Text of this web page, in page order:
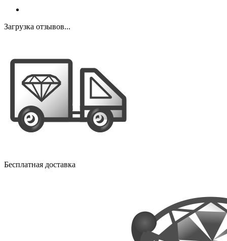
Загрузка отзывов...
Бесплатная доставка